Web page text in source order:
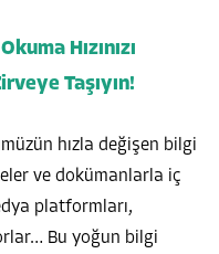
Hızınızı
Taşıyın!
hızla değişen bilgi
ve dokümanlarla iç
platformları,
Bu yoğun bilgi